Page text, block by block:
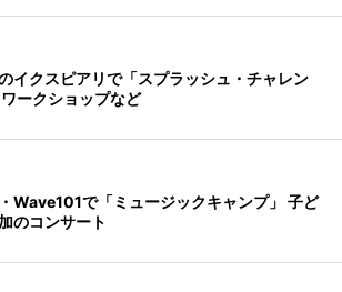
イクスピアリで「スプラッシュ・チャレン
ークショップなど
Wave101で「ミュージックキャンプ」 子ど
のコンサート